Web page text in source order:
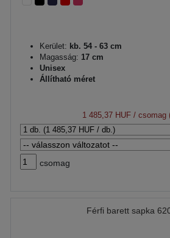
Kerület: kb. 54 - 63 cm
Magasság: 17 cm
Unisex
Állítható méret
1 485,37 HUF/ csomag
csomag
Férfi barett sapka